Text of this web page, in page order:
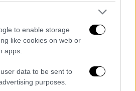
to enable storage
like cookies on web or
apps.
data to be sent to
purposes.
σημείογια την
βρήκαν τον
58χρονο
, ενώ σε κοντινή
βρέθηκε μια
άμεση μεταφορά του
ιατρικό προσωπικό
θάνατό του.